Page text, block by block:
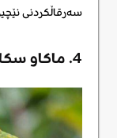
سەرقاڵکردنی
4. ماکاو سکارلێت: